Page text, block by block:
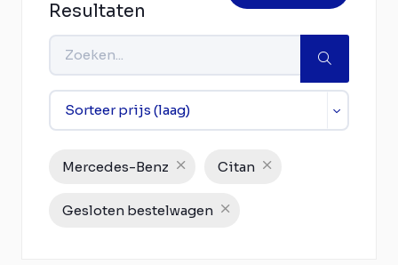
Resultaten
Mercedes-Benz Citan
Gesloten bestelwagen